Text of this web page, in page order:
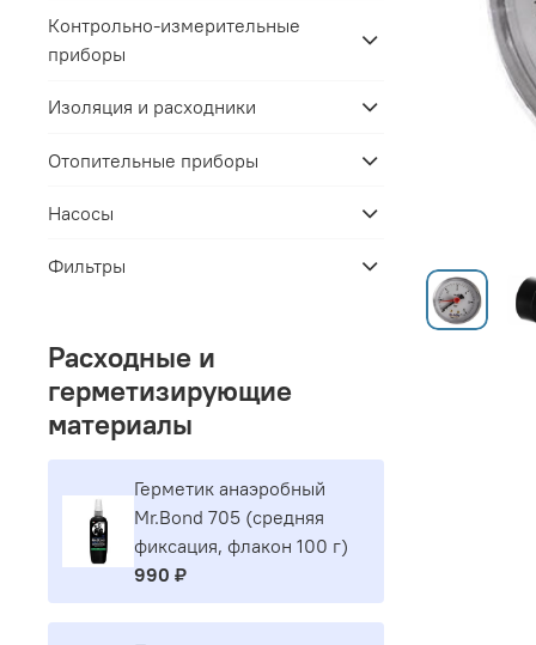
Контрольно-измерительные
приборы
Изоляция и расходники
Отопительные приборы
Насосы
Фильтры
Расходные и
герметизирующие
материалы
Герметик aнaэpoбный
Mr.Bond 705 (средняя
фиксация, флакон 100 г)
990 ₽